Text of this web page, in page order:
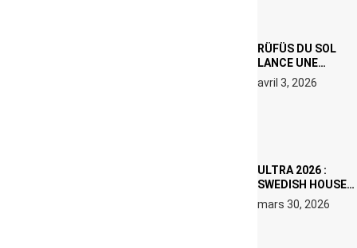
RÜFÜS DU SOL
LANCE UNE
RÉSIDENCE DJ
SET DE QUATRE
avril 3, 2026
ULTRA 2026 :
SWEDISH HOUSE
MAFIA RETROUVE
ERIC PRYDZ DANS
mars 30, 2026